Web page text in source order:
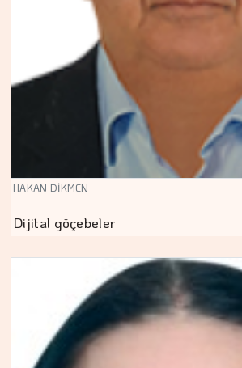
HAKAN DİKMEN
Dijital göçebeler